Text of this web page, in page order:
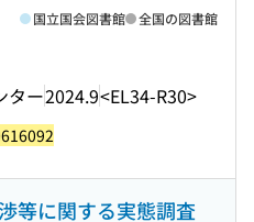
ター2024.9<EL34-R30>
国立国会図書館 全国の図書館
等に関する実態調査